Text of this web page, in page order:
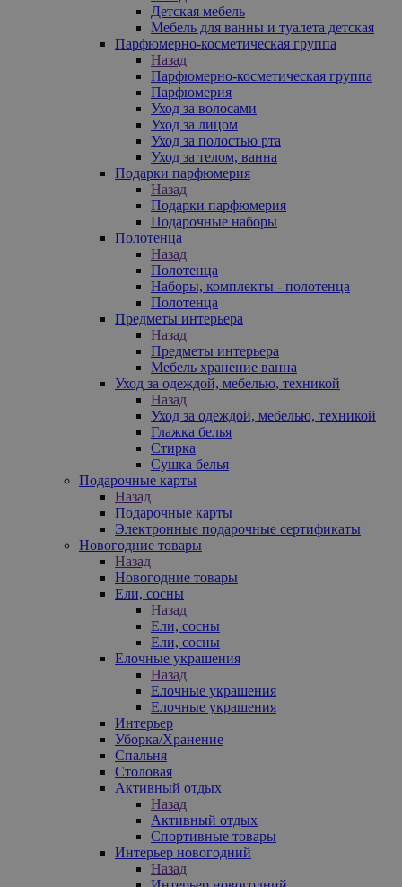
Детская мебель
Мебель для ванны и туалета детская
Парфюмерно-косметическая группа
Назад
Парфюмерно-косметическая группа
Парфюмерия
Уход за волосами
Уход за лицом
Уход за полостью рта
Уход за телом, ванна
Подарки парфюмерия
Назад
Подарки парфюмерия
Подарочные наборы
Полотенца
Назад
Полотенца
Наборы, комплекты - полотенца
Полотенца
Предметы интерьера
Назад
Предметы интерьера
Мебель хранение ванна
Уход за одеждой, мебелью, техникой
Назад
Уход за одеждой, мебелью, техникой
Глажка белья
Стирка
Сушка белья
Подарочные карты
Назад
Подарочные карты
Электронные подарочные сертификаты
Новогодние товары
Назад
Новогодние товары
Ели, сосны
Назад
Ели, сосны
Ели, сосны
Елочные украшения
Назад
Елочные украшения
Елочные украшения
Интерьер
Уборка/Хранение
Спальня
Столовая
Активный отдых
Назад
Активный отдых
Спортивные товары
Интерьер новогодний
Назад